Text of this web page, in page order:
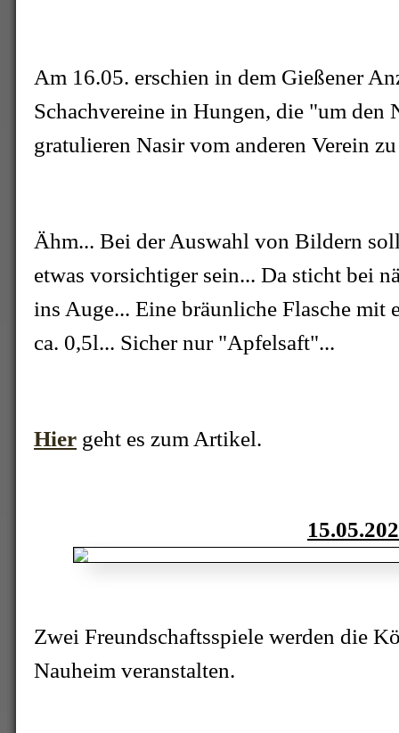
Am 16.05. erschien in dem Gießener
Schachvereine in Hungen, die "um den
gratulieren Nasir vom anderen Verein
Ähm... Bei der Auswahl von Bildern
etwas vorsichtiger sein... Da sticht bei
ins Auge... Eine bräunliche Flasche mit
ca. 0,5l... Sicher nur "Apfelsaft"...
Hier geht es zum Artikel.
Zwei Freundschaftsspiele werden die
Nauheim veranstalten.